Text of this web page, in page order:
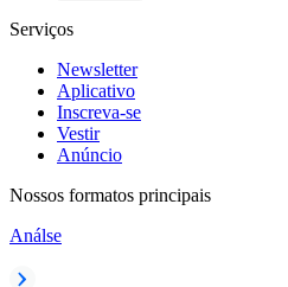
Serviços
Newsletter
Aplicativo
Inscreva-se
Vestir
Anúncio
Nossos formatos principais
Análse